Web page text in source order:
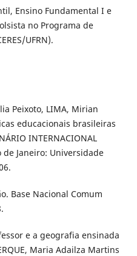
Ensino Fundamental I e
no Programa de
UFRN).
Peixoto, LIMA, Mirian
educacionais brasileiras
INTERNACIONAL
de Janeiro: Universidade
Base Nacional Comum
e a geografia ensinada
Maria Adailza Martins